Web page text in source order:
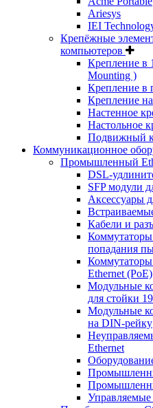
Ariesys
IEI
Крепёжные
компьютеров
Крепление в
Mounting )
Крепление в
Крепление
Настенное
Настольное
Подвижный
Коммуникационное
Промышленный
DSL-
SFP модули
Аксессуары
Кабели и
попадания
Ethernet (PoE)
Модульные
для стойки
Модульные
на DIN-рейку
Ethernet
Управляемые